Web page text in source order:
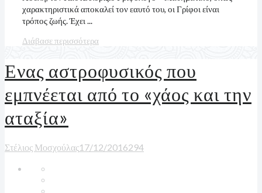
χαρακτηριστικά αποκαλεί τον εαυτό του, οι Γρίφοι είναι
τρόπος ζωής. Έχει ...
Διάβασε περισσότερα
Ενας αστροφυσικός που
εμπνέεται από το «χάος και την
αταξία»
Στέλιος Μοσχούλας17/12/2016294